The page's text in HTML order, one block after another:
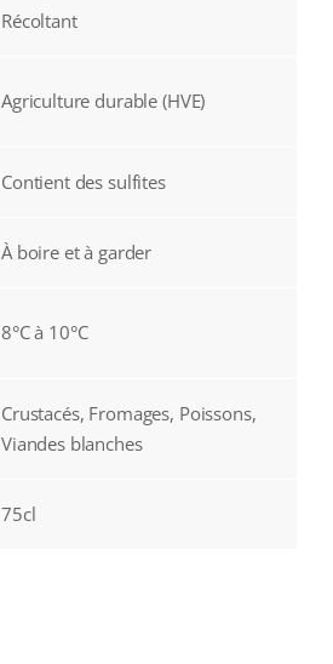
Récoltant
Agriculture durable (HVE)
Contient des sulfites
À boire et à garder
8°C à 10°C
Crustacés, Fromages, Poissons,
Viandes blanches
75cl